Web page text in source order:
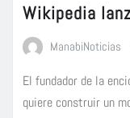
Wikipedia
ManabiNoticias
El fundador de la
quiere construir un